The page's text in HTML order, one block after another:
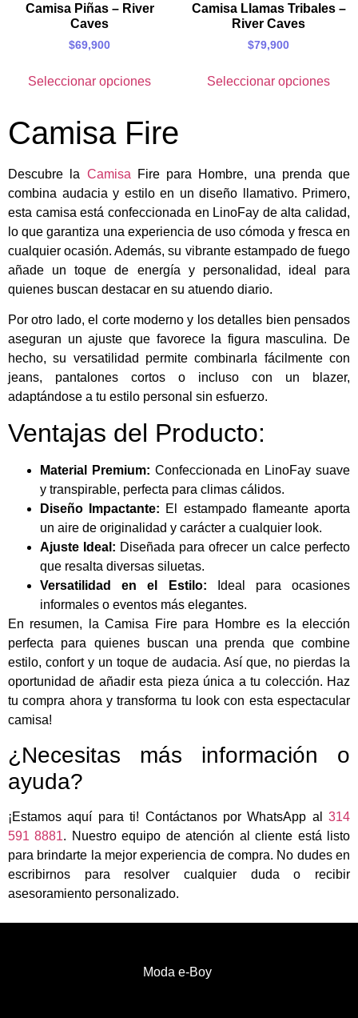
Camisa Piñas – River
Caves
$69,900
Seleccionar opciones
Camisa Llamas Tribales –
River Caves
$79,900
Seleccionar opciones
Camisa Fire
Descubre la Camisa Fire para Hombre, una prenda que
combina audacia y estilo en un diseño llamativo. Primero,
esta camisa está confeccionada en LinoFay de alta calidad,
lo que garantiza una experiencia de uso cómoda y fresca en
cualquier ocasión. Además, su vibrante estampado de fuego
añade un toque de energía y personalidad, ideal para
quienes buscan destacar en su atuendo diario.
Por otro lado, el corte moderno y los detalles bien pensados
aseguran un ajuste que favorece la figura masculina. De
hecho, su versatilidad permite combinarla fácilmente con
jeans, pantalones cortos o incluso con un blazer,
adaptándose a tu estilo personal sin esfuerzo.
Ventajas del Producto:
Material Premium: Confeccionada en LinoFay suave
y transpirable, perfecta para climas cálidos.
Diseño Impactante: El estampado flameante aporta
un aire de originalidad y carácter a cualquier look.
Ajuste Ideal: Diseñada para ofrecer un calce perfecto
que resalta diversas siluetas.
Versatilidad en el Estilo: Ideal para ocasiones
informales o eventos más elegantes.
En resumen, la Camisa Fire para Hombre es la elección
perfecta para quienes buscan una prenda que combine
estilo, confort y un toque de audacia. Así que, no pierdas la
oportunidad de añadir esta pieza única a tu colección. Haz
tu compra ahora y transforma tu look con esta espectacular
camisa!
¿Necesitas más información o
ayuda?
¡Estamos aquí para ti! Contáctanos por WhatsApp al
314
591 8881. Nuestro equipo de atención al cliente está listo
para brindarte la mejor experiencia de compra. No dudes en
escribirnos para resolver cualquier duda o recibir
asesoramiento personalizado.
Moda e-Boy